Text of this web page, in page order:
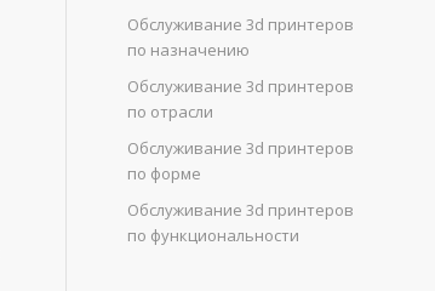
Обслуживание 3d принтеров
по назначению
Обслуживание 3d принтеров
по отрасли
Обслуживание 3d принтеров
по форме
Обслуживание 3d принтеров
по функциональности